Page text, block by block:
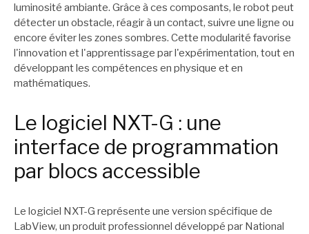
luminosité ambiante. Grâce à ces composants, le robot peut
détecter un obstacle, réagir à un contact, suivre une ligne ou
encore éviter les zones sombres. Cette modularité favorise
l'innovation et l'apprentissage par l'expérimentation, tout en
développant les compétences en physique et en
mathématiques.
Le logiciel NXT-G : une
interface de programmation
par blocs accessible
Le logiciel NXT-G représente une version spécifique de
LabView, un produit professionnel développé par National